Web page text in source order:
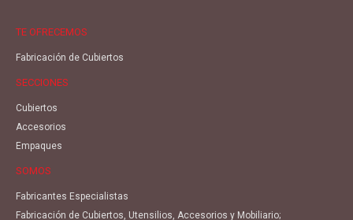
TE OFRECEMOS
Fabricación de Cubiertos
SECCIONES
Cubiertos
Accesorios
Empaques
SOMOS
Fabricantes Especialistas
Fabricación de Cubiertos, Utensilios, Accesorios y Mobiliario;